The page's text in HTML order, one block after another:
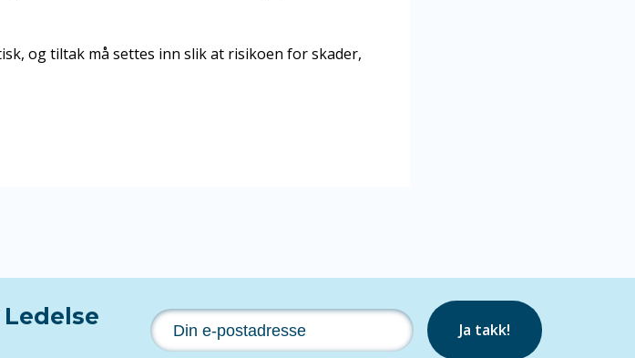
og tiltak må settes inn slik at risikoen for skader,
Ja takk!